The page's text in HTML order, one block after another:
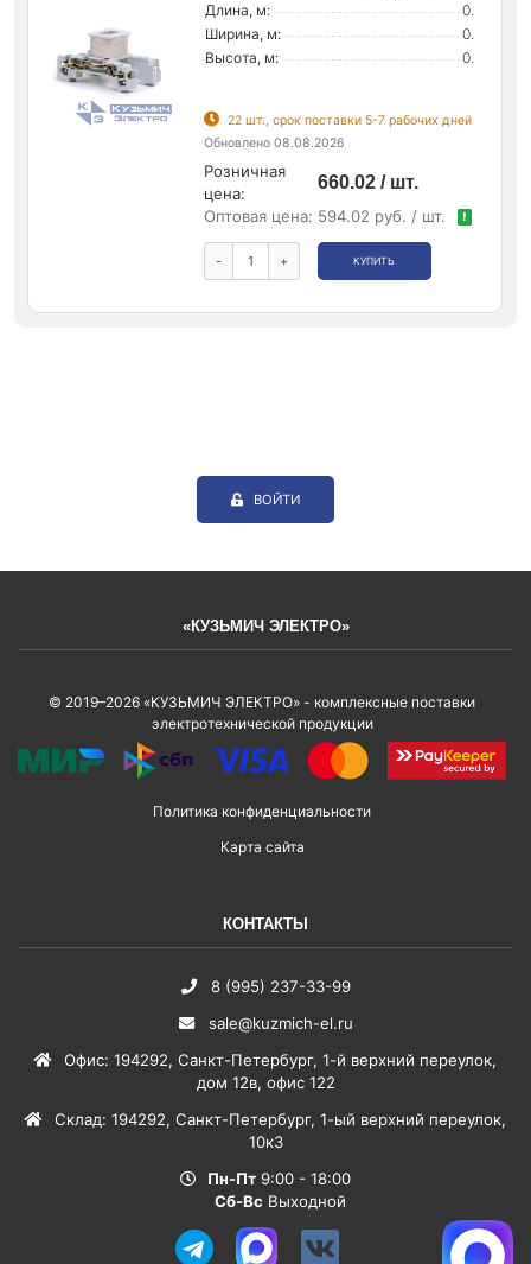
Длина, м:
0.
Ширина, м:
0.
Высота, м:
0.
22 шт., срок поставки 5-7 рабочих дней
Обновлено 08.08.2026
Розничная
цена:
660.02 / шт.
Оптовая цена: 594.02 руб. / шт. !
- + КУПИТЬ
ВОЙТИ
«КУЗЬМИЧ ЭЛЕКТРО»
© 2019–2026 «КУЗЬМИЧ ЭЛЕКТРО» - комплексные поставки
электротехнической продукции
Политика конфиденциальности
Карта сайта
КОНТАКТЫ
8 (995) 237-33-99
sale@kuzmich-el.ru
Офис: 194292, Санкт-Петербург, 1-й верхний переулок,
дом 12в, офис 122
Склад: 194292, Санкт-Петербург, 1-ый верхний переулок,
10к3
Пн-Пт 9:00 - 18:00
Сб-Вс Выходной